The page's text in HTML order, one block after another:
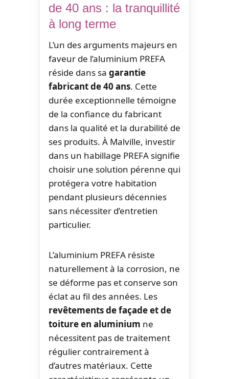
de 40 ans : la tranquillité
à long terme
L’un des arguments majeurs en
faveur de l’aluminium PREFA
réside dans sa garantie
fabricant de 40 ans. Cette
durée exceptionnelle témoigne
de la confiance du fabricant
dans la qualité et la durabilité de
ses produits. À Malville, investir
dans un habillage PREFA signifie
choisir une solution pérenne qui
protégera votre habitation
pendant plusieurs décennies
sans nécessiter d’entretien
particulier.
L’aluminium PREFA résiste
naturellement à la corrosion, ne
se déforme pas et conserve son
éclat au fil des années. Les
revêtements de façade et de
toiture en aluminium ne
nécessitent pas de traitement
régulier contrairement à
d’autres matériaux. Cette